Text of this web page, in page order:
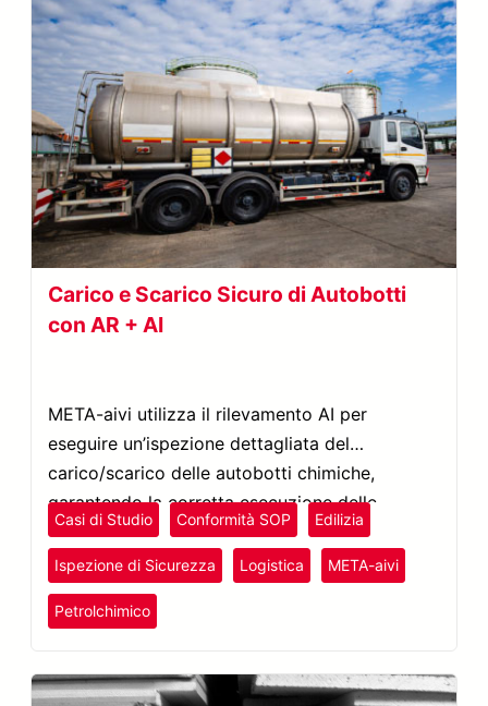
Carico e Scarico Sicuro di Autobotti
con AR + AI
META-aivi utilizza il rilevamento AI per
eseguire un’ispezione dettagliata del
carico/scarico delle autobotti chimiche,
garantendo la corretta esecuzione delle
procedure operative.
Casi di Studio Conformità SOP Edilizia
Ispezione di Sicurezza Logistica META-aivi
Petrolchimico